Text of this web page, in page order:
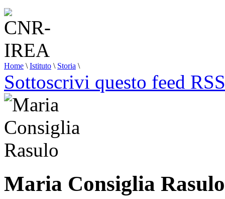
Home \ Istituto \ Storia \
Sottoscrivi questo feed RSS
Maria Consiglia Rasulo